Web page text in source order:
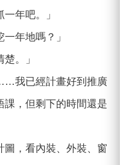
年吧。」
年地嗎？」
。」
我已經計畫好到推廣
課，但剩下的時間還是
圖，看內裝、外裝、窗